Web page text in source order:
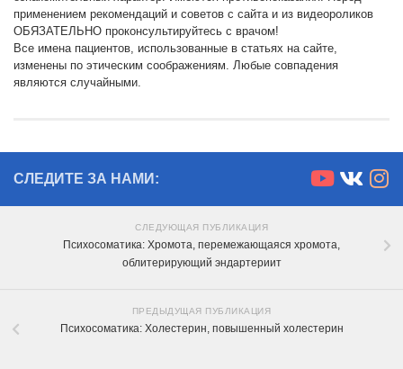
применением рекомендаций и советов с сайта и из видеороликов
ОБЯЗАТЕЛЬНО проконсультируйтесь с врачом!
Все имена пациентов, использованные в статьях на сайте,
изменены по этическим соображениям. Любые совпадения
являются случайными.
СЛЕДИТЕ ЗА НАМИ:
СЛЕДУЮЩАЯ ПУБЛИКАЦИЯ
Психосоматика: Хромота, перемежающаяся хромота,
облитерирующий эндартериит
ПРЕДЫДУЩАЯ ПУБЛИКАЦИЯ
Психосоматика: Холестерин, повышенный холестерин